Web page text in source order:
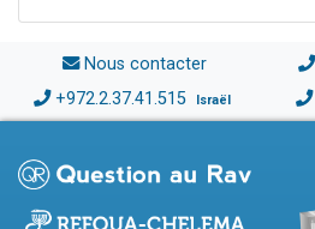
Nous contacter
+972.2.37.41.515 Israël